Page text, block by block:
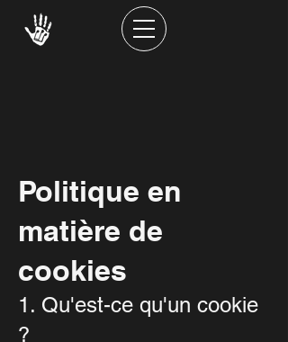
Politique en
matière de
cookies
1. Qu'est-ce qu'un cookie
?